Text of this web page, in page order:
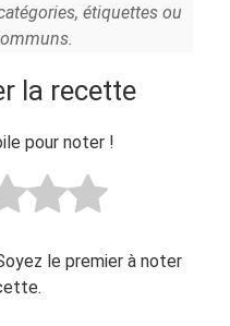
étiquettes ou
la recette
pour noter !
le premier à noter